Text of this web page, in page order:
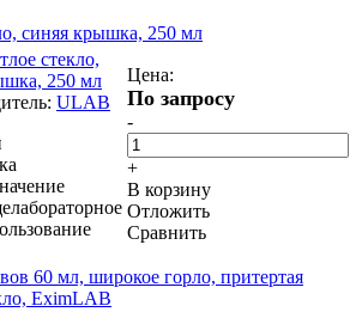
синяя крышка, 250 мл
стекло,
250 мл
ULAB
Цена:
По запросу
-
+
В корзину
Отложить
Сравнить
60 мл, широкое горло, притертая
EximLAB